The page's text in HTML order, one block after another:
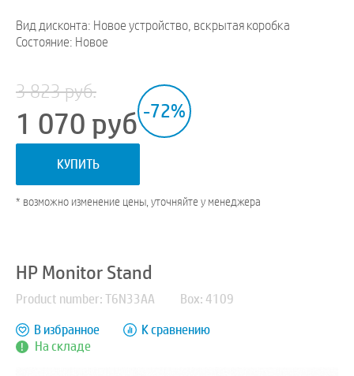
Вид дисконта: Новое устройство, вскрытая коробка
Состояние: Новое
3 823 руб.
1 070 руб -72%
КУПИТЬ
* возможно изменение цены, уточняйте у менеджера
HP Monitor Stand
Product number: T6N33AA Box: 4109
На складе
В избранное К сравнению